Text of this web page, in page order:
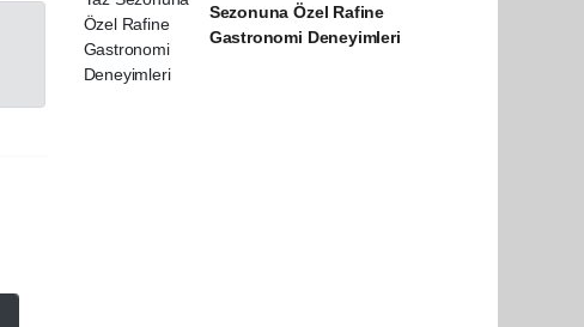
Sezonuna Özel Rafine
Gastronomi Deneyimleri